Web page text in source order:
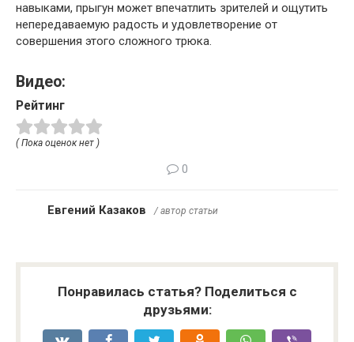
навыками, прыгун может впечатлить зрителей и ощутить
непередаваемую радость и удовлетворение от
совершения этого сложного трюка.
Видео:
Рейтинг
( Пока оценок нет )
0
Евгений Казаков / автор статьи
Понравилась статья? Поделиться с
друзьями: